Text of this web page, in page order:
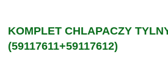
KOMPLET CHLAPACZY
(59117611+59117612)